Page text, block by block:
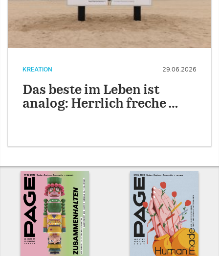
KREATION 29.06.2026
Das beste im Leben ist
analog: Herrlich freche …